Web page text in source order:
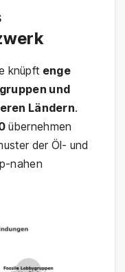
knüpft enge
und
Ländern.
übernehmen
der Öl- und
nahen